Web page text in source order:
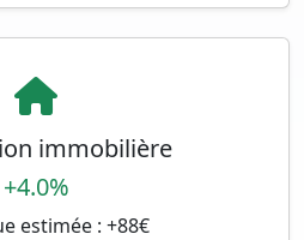
immobilière
+4.0%
estimée : +88€